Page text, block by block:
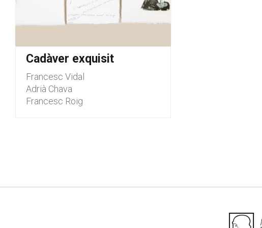
Cadàver exquisit
Francesc Vidal
Adrià Chava
Francesc Roig